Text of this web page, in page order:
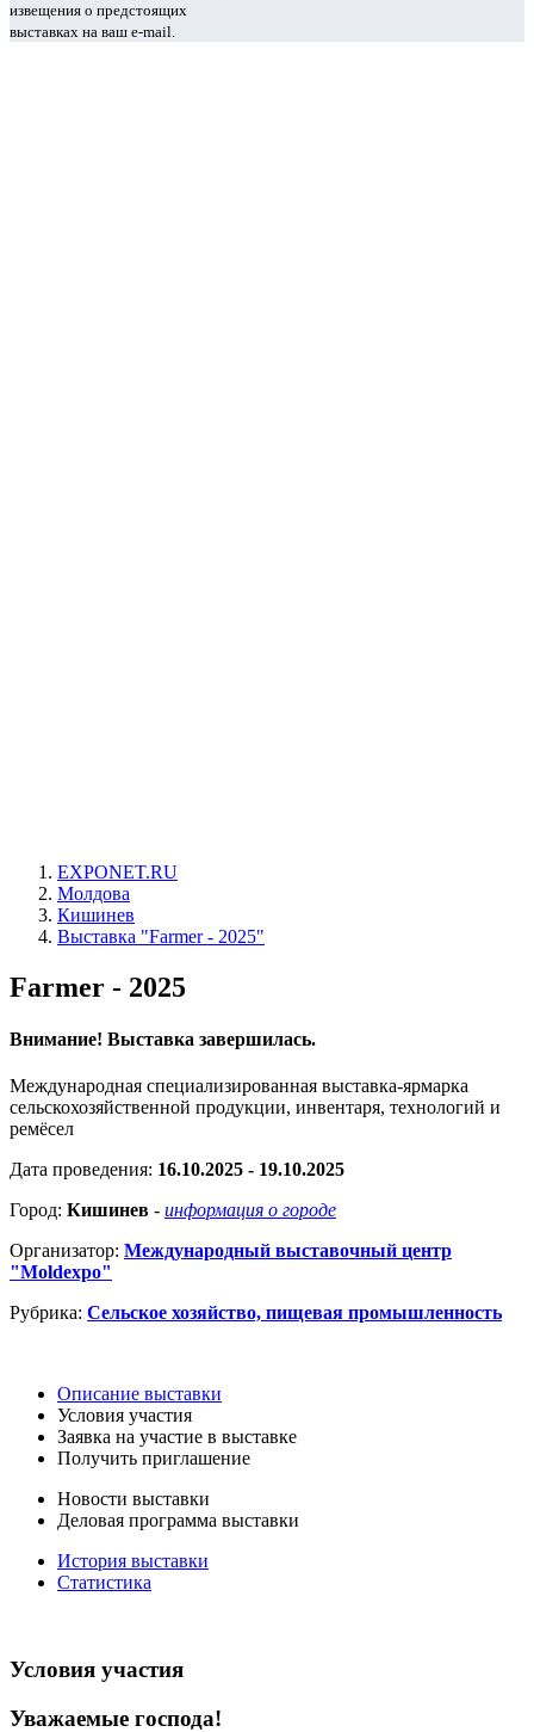
извещения о предстоящих
выставках на ваш e-mail.
EXPONET.RU
Молдова
Кишинев
Выставка "Farmer - 2025"
Farmer - 2025
Внимание! Выставка завершилась.
Международная специализированная выставка-ярмарка
сельскохозяйственной продукции, инвентаря, технологий и
ремёсел
Дата проведения: 16.10.2025 - 19.10.2025
Город: Кишинев - информация о городе
Организатор: Международный выставочный центр
"Moldexpo"
Рубрика: Сельское хозяйство, пищевая промышленность
Описание выставки
Условия участия
Заявка на участие в выставке
Получить приглашение
Новости выставки
Деловая программа выставки
История выставки
Статистика
Условия участия
Уважаемые господа!